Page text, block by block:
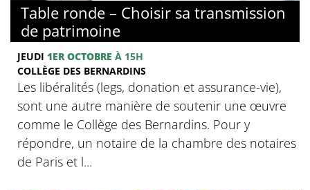
Table ronde – Choisir sa transmission
de patrimoine
JEUDI 1ER OCTOBRE À 15H
COLLÈGE DES BERNARDINS
Les libéralités (legs, donation et assurance-vie),
sont une autre manière de soutenir une œuvre
comme le Collège des Bernardins. Pour y
répondre, un notaire de la chambre des notaires
de Paris et l...